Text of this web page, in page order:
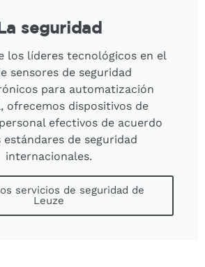
seguridad
los líderes tecnológicos en el
sensores de seguridad
para automatización
ofrecemos dispositivos de
efectivos de acuerdo
estándares de seguridad
internacionales.
servicios de seguridad de
Leuze